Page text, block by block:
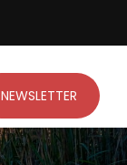
NEWSLETTER